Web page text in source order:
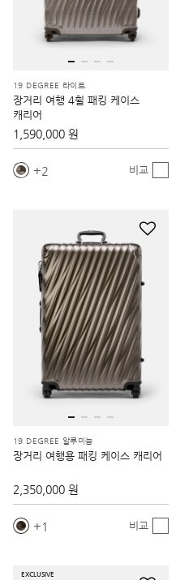
19 DEGREE 라이트
장거리 여행 4휠 패킹 케이스
캐리어
1,590,000 원
2 비교
19 DEGREE 알루미늄
장거리 여행용 패킹 케이스 캐리어
2,350,000 원
1 비교
EXCLUSIVE